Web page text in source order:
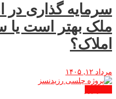
سرمایه گذاری در
ملک بهتر است
املاک؟
مرداد ۱۲, ۱۴۰۵